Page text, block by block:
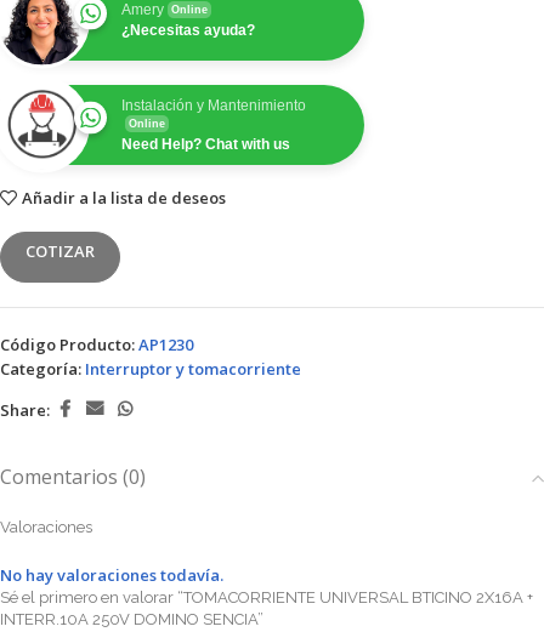
Amery Online
¿Necesitas ayuda?
Instalación y Mantenimiento
Online
Need Help? Chat with us
Añadir a la lista de deseos
COTIZAR
Código Producto:AP1230
Categoría: Interruptor y tomacorriente
Share:
Comentarios (0)
Valoraciones
No hay valoraciones todavía.
Sé el primero en valorar “TOMACORRIENTE UNIVERSAL BTICINO 2X16A +
INTERR.10A 250V DOMINO SENCIA”